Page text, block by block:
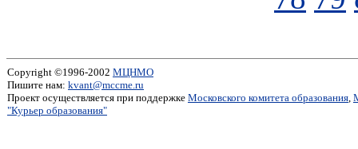
Copyright ©1996-2002 МЦНМО
Пишите нам: kvant@mccme.ru
Проект осуществляется при поддержке Московского комитета образования,
"Курьер образования"